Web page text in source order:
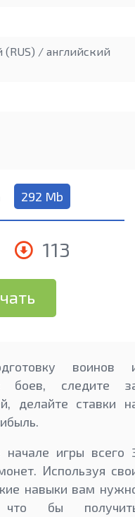
(RUS) / английский
292 Mb
113
воинов
боев, следите
делайте ставки
игры всего
Используя
навыки вам
бы